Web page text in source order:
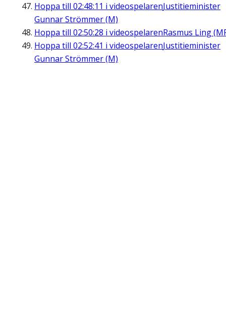
Hoppa till 02:48:11 i videospelarenJustitieminister
Gunnar Strömmer (M)
Hoppa till 02:50:28 i videospelarenRasmus Ling
Hoppa till 02:52:41 i videospelarenJustitieminister
Gunnar Strömmer (M)